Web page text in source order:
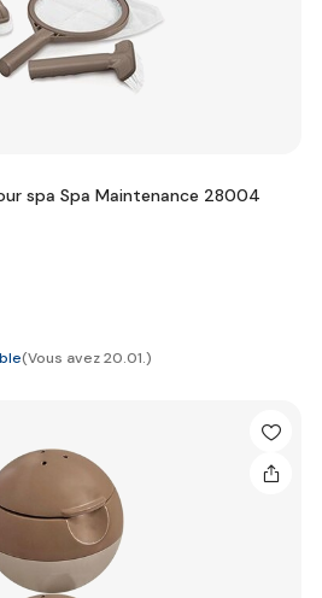
spa Spa Maintenance 28004
(Vous avez 20.01.)